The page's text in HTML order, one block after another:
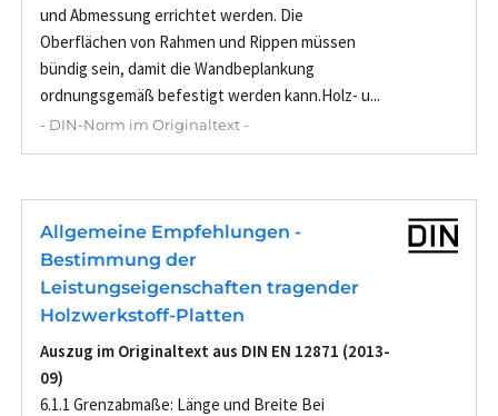
und Abmessung errichtet werden. Die
Oberflächen von Rahmen und Rippen müssen
bündig sein, damit die Wandbeplankung
ordnungsgemäß befestigt werden kann.Holz- u...
- DIN-Norm im Originaltext -
Allgemeine Empfehlungen -
Bestimmung der
Leistungseigenschaften tragender
Holzwerkstoff-Platten
Auszug im Originaltext aus DIN EN 12871 (2013-
09)
6.1.1 Grenzabmaße: Länge und Breite Bei